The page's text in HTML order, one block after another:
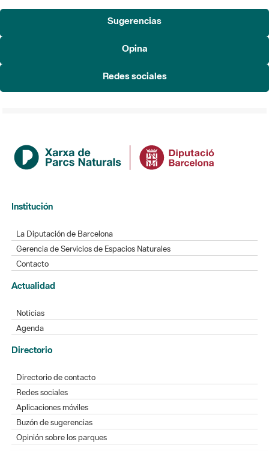
Sugerencias
Opina
Redes sociales
Institución
La Diputación de Barcelona
Gerencia de Servicios de Espacios Naturales
Contacto
Actualidad
Noticias
Agenda
Directorio
Directorio de contacto
Redes sociales
Aplicaciones móviles
Buzón de sugerencias
Opinión sobre los parques